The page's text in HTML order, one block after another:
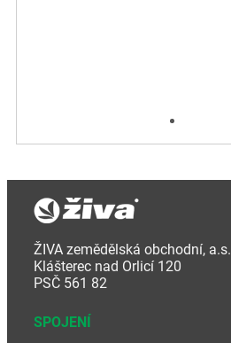
ŽIVA zemědělská obchodní, a.s.
Klášterec nad Orlicí 120
PSČ 561 82
SPOJENÍ